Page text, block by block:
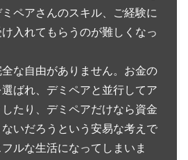
ペアさんのスキル、ご経験に
入れてもらうのが難しくなっ
な自由がありません。お金の
ばれ、デミペアと並行してア
たり、デミペアだけなら資金
いだろうという安易な考えで
ルな生活になってしまいま